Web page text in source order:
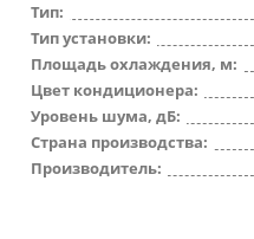
Тип:
Тип установки:
Площадь охлаждения, м:
Цвет кондиционера:
Уровень шума, дБ:
Страна производства:
Производитель: